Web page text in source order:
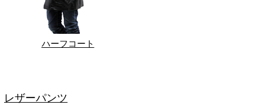
ハーフコート
レザーパンツ